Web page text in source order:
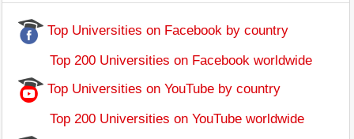
Top Universities on Facebook by country
Top 200 Universities on Facebook worldwide
Top Universities on YouTube by country
Top 200 Universities on YouTube worldwide